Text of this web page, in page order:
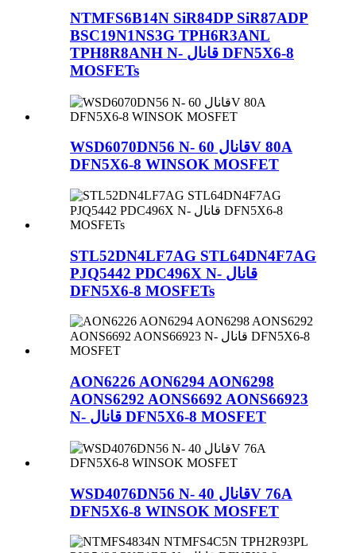
NTMFS6B14N SiR84DP SiR87ADP
BSC19N1NS3G TPH6R3ANL
TPH8R8ANH N- قانال DFN5X6-8
MOSFETs
WSD6070DN56 N- قانال 60V 80A
DFN5X6-8 WINSOK MOSFET
STL52DN4LF7AG STL64DN4F7AG
PJQ5442 PDC496X N- قانال
DFN5X6-8 MOSFETs
AON6226 AON6294 AON6298
AONS6292 AONS6692 AONS66923
N- قانال DFN5X6-8 MOSFET
WSD4076DN56 N- قانال 40V 76A
DFN5X6-8 WINSOK MOSFET